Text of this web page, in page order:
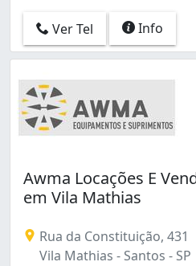
Ver Tel Info
Awma Locações E
em Vila Mathias
Rua da Constituição, 431
Vila Mathias - Santos - SP